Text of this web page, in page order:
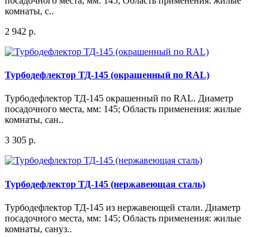
комнаты, с..
2 942 р.
Турбодефлектор ТД-145 (окрашенный по RAL)
Турбодефлектор ТД-145 окрашенный по RAL. Диаметр
посадочного места, мм: 145; Область применения: жилые
комнаты, сан..
3 305 р.
Турбодефлектор ТД-145 (нержавеющая сталь)
Турбодефлектор ТД-145 из нержавеющей стали. Диаметр
посадочного места, мм: 145; Область применения: жилые
комнаты, сануз..